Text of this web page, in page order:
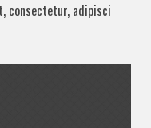
consectetur, adipisci